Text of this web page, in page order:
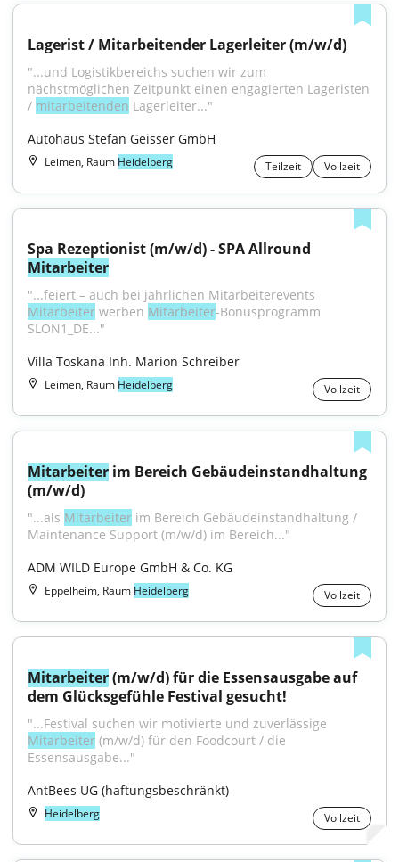
Lagerist / Mitarbeitender Lagerleiter (m/w/d)
"...und Logistikbereichs suchen wir zum
nächstmöglichen Zeitpunkt einen engagierten Lageristen
/ mitarbeitenden Lagerleiter..."
Autohaus Stefan Geisser GmbH
Leimen, Raum Heidelberg Teilzeit Vollzeit
Mitarbeiter
Mitarbeiter werben Mitarbeiter-Bonusprogramm
SLON1_DE..."
Villa Toskana Inh. Marion Schreiber
Leimen, Raum Heidelberg Vollzeit
Mitarbeiter im Bereich Gebäudeinstandhaltung
(m/w/d)
"...als Mitarbeiter im Bereich Gebäudeinstandhaltung /
Maintenance Support (m/w/d) im Bereich..."
ADM WILD Europe GmbH & Co. KG
Eppelheim, Raum Heidelberg Vollzeit
Mitarbeiter (m/w/d) für die Essensausgabe auf
dem Glücksgefühle Festival gesucht!
Mitarbeiter (m/w/d) für den Foodcourt / die
Essensausgabe..."
AntBees UG (haftungsbeschränkt)
Heidelberg Vollzeit